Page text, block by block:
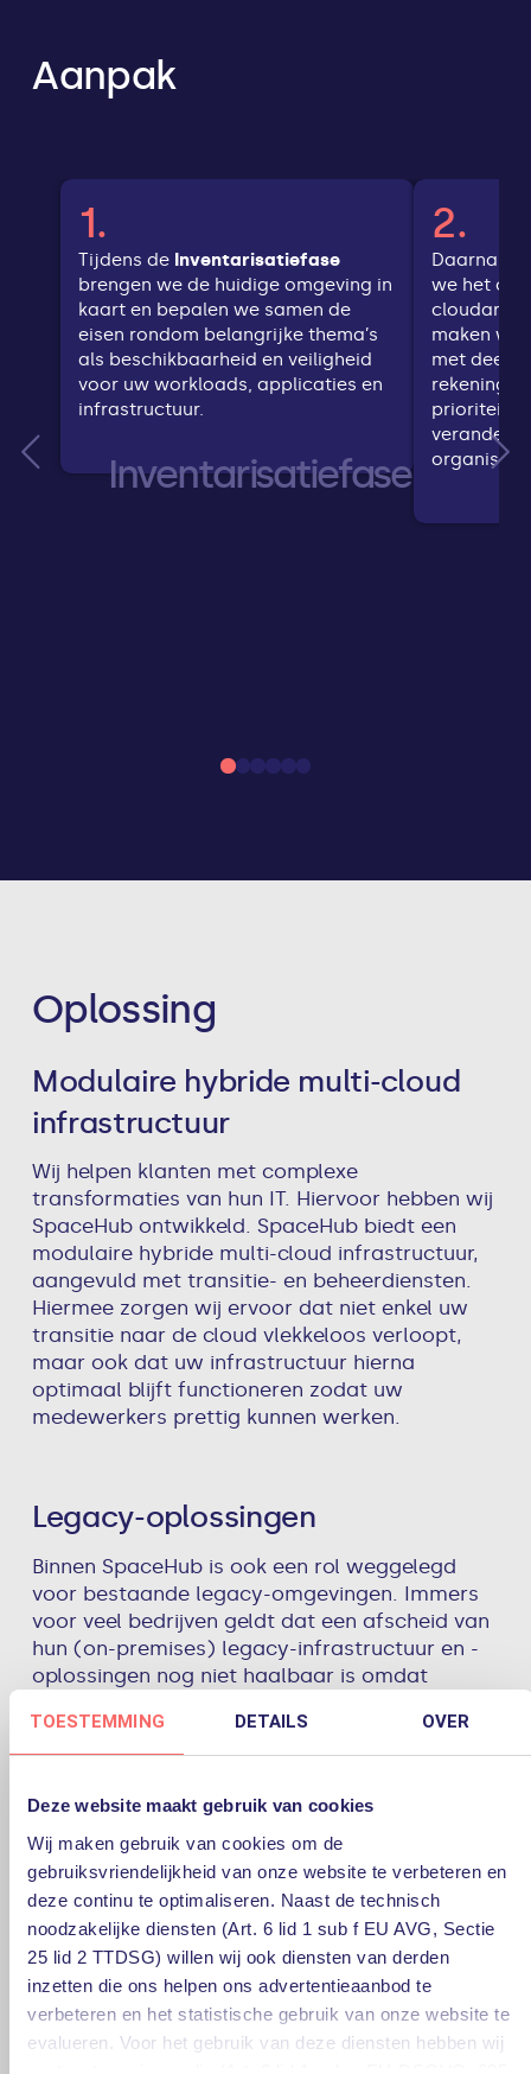
TOESTEMMING DETAILS OVER
Deze website maakt gebruik van cookies
Wij maken gebruik van cookies om de
gebruiksvriendelijkheid van onze website te verbeteren en
deze continu te optimaliseren. Naast de technisch
noodzakelijke diensten (Art. 6 lid 1 sub f EU AVG, Sectie
25 lid 2 TTDSG) willen wij ook diensten van derden
inzetten die ons helpen ons advertentieaanbod te
verbeteren en het statistische gebruik van onze website te
evalueren. Voor het gebruik van deze diensten hebben wij
Aanpak
1.
Tijdens de Inventarisatiefase
brengen we de huidige omgeving in
kaart en bepalen we samen de
eisen rondom belangrijke thema’s
als beschikbaarheid en veiligheid
voor uw workloads, applicaties en
infrastructuur.
Inven­tari­satie­fase
2.
Daarna
we het
maken we
met
rekening
0 1 2 3 4 5
Oplossing
Modulaire hybride multi-cloud
infrastructuur
Wij helpen klanten met complexe
transformaties van hun IT. Hiervoor hebben wij
SpaceHub ontwikkeld. SpaceHub biedt een
modulaire hybride multi-cloud infrastructuur,
aangevuld met transitie- en beheerdiensten.
Hiermee zorgen wij ervoor dat niet enkel uw
transitie naar de cloud vlekkeloos verloopt,
maar ook dat uw infrastructuur hierna
optimaal blijft functioneren zodat uw
medewerkers prettig kunnen werken.
Legacy-oplossingen
Binnen SpaceHub is ook een rol weggelegd
voor bestaande legacy-omgevingen. Immers
voor veel bedrijven geldt dat een afscheid van
hun (on-premises) legacy-infrastructuur en -
oplossingen nog niet haalbaar is omdat
cloud kunnen of mogen vanwege wet- en
regelgeving. PQR integreert deze legacy-
binnen SpaceHub en zorgt met haar
jarenlange ervaring ervoor dat alles met
elkaar interoperabel is.
Innovatief en onafhankelijk
SpaceHub is uw hub naar de cloud, waarbij wij
de complexiteit voor u wegnemen. Via de hub